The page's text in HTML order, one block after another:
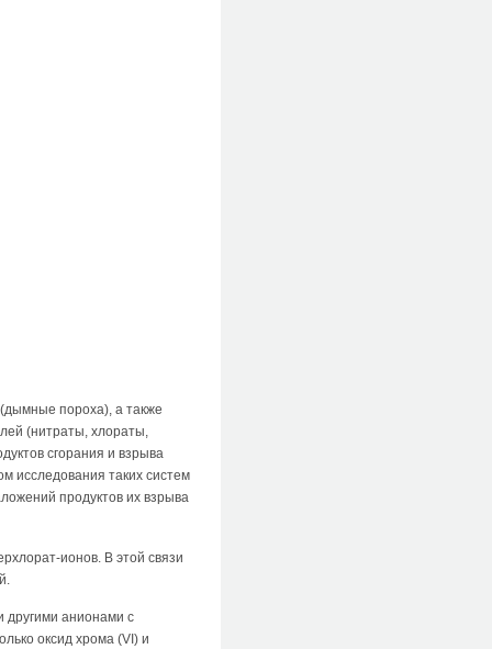
пороха), а также
(нитраты, хлораты,
сгорания и взрыва
исследования таких систем
продуктов их взрыва
ионов. В этой связи
другими анионами с
оксид хрома (VI) и